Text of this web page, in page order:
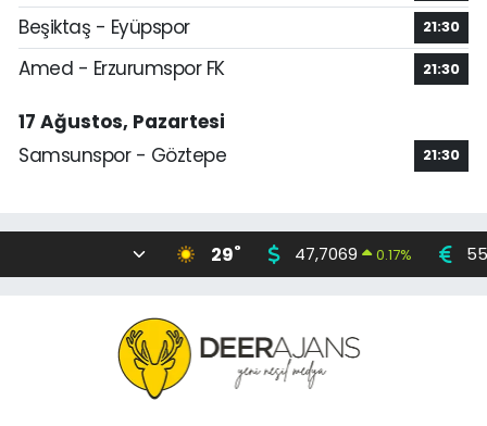
Beşiktaş - Eyüpspor 21:30
Amed - Erzurumspor FK 21:30
17 Ağustos, Pazartesi
Samsunspor - Göztepe
21:30
29° 47,7069 0.17%